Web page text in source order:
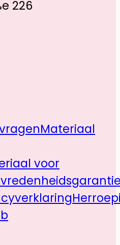
226
Materiaal
voor